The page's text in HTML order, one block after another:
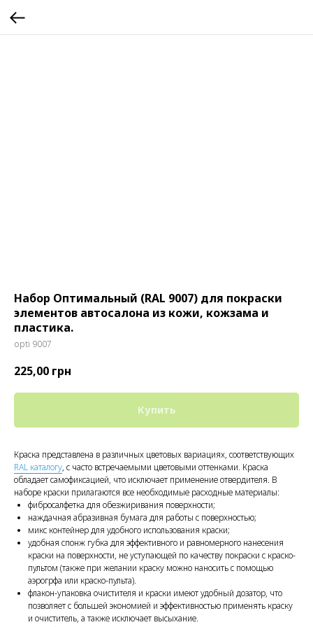
Набор Оптимальный (RAL 9007) для покраски
элементов автосалона из кожи, кожзама и
пластика.
opti 9007
225,00 грн
Купить
Краска представлена в различных цветовых вариациях, соответствующих
RAL каталогу, с часто встречаемыми цветовыми оттенками. Краска
обладает самофиксацией, что исключает применение отвердителя. В
наборе краски прилагаются все необходимые расходные материалы:
фибросалфетка для обезжиривания поверхности;
наждачная абразивная бумага для работы с поверхностью;
микс контейнер для удобного использования краски;
удобная спонж губка для эффективного и равномерного нанесения
краски на поверхности, не уступающей по качеству покраски с краско-
пультом (также при желании краску можно наносить с помощью
аэрогрфа или краско-пульта).
флакон-упаковка очистителя и краски имеют удобный дозатор, что
позволяет с большей экономией и эффективностью применять краску
и очиститель, а также исключает высыхание.